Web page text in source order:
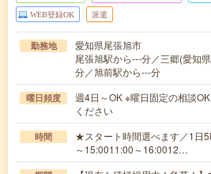
WEB登録OK 派遣
勤務地
愛知県尾張旭市
尾張旭駅から---分／三郷(愛知
分／旭前駅から---分
曜日頻度
週4日～OK ※曜日固定の相談
ください
時間
★スタート時間選べます／1日
～15:0011:00～16:0012…